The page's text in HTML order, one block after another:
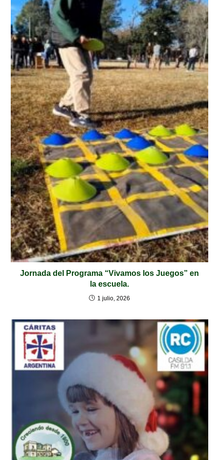
Jornada del Programa “Vivamos los Juegos” en
la escuela.
1 julio, 2026